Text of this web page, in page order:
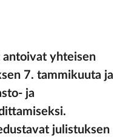
antoivat yhteisen
7. tammikuuta ja
ja
julistuksen